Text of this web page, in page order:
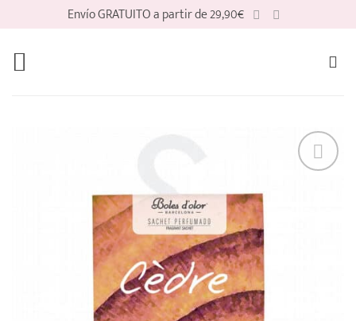
contenido
Envío GRATUITO a partir de 29,90€